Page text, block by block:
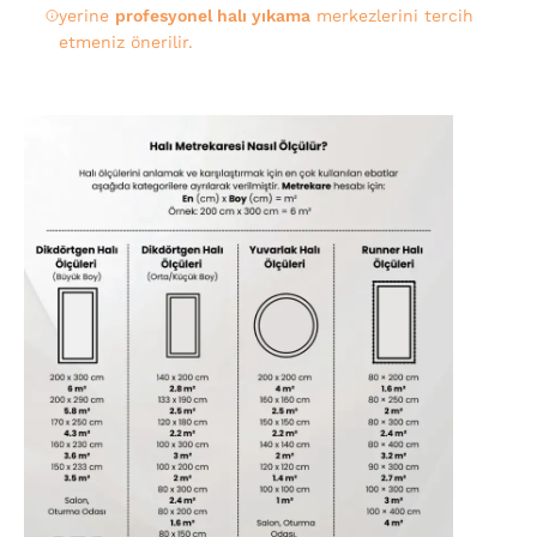
yerine profesyonel halı yıkamamerkezlerini tercih
etmeniz önerilir.